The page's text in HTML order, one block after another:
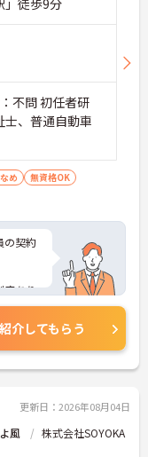
」徒歩9分
不問 初任者研
、普通自動車
め
無資格OK
の契約
度あり
との両
さらに
くださ
紹介してもらう
更新日：2026年08月04日
風
株式会社SOYOKA